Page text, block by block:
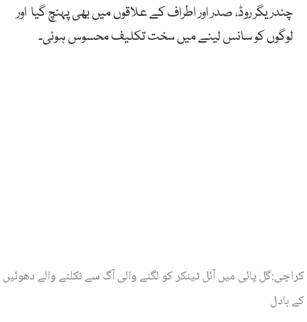
چندریگر روڈ، صدر اور اطراف کے علاقوں میں بھی پہنچ گیا اور
لوگوں کو سانس لینے میں سخت تکلیف محسوس ہوئی۔
کراچی:گل پائی میں آئل ٹینکر کو لگنے والی آگ سے نکلنے والے دھوئیں
کے بادل